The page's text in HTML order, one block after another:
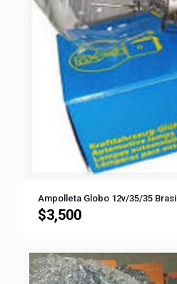
Ampolleta Globo 12v/35/35 Brasil
$3,500